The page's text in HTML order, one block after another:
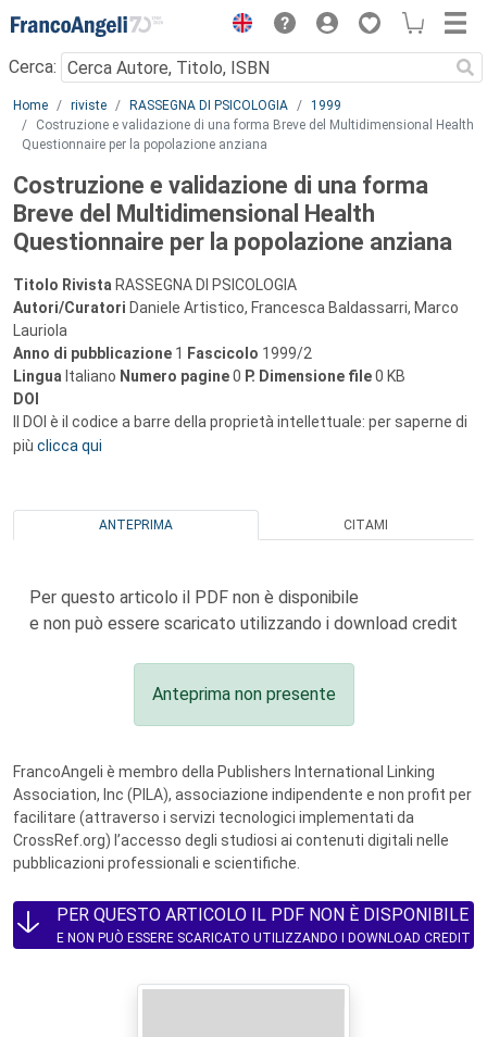
Menu
Cerca:
Main content
Home riviste RASSEGNA DI PSICOLOGIA
1999
Costruzione e validazione di una forma Breve del Multidimensional Health
Questionnaire per la popolazione anziana
Costruzione e validazione di una forma
Breve del Multidimensional Health
Questionnaire per la popolazione anziana
Titolo Rivista RASSEGNA DI PSICOLOGIA
Autori/Curatori Daniele Artistico, Francesca Baldassarri, Marco
Lauriola
Anno di pubblicazione 1 Fascicolo 1999/2
Lingua Italiano Numero pagine0 P. Dimensione file0 KB
DOI
Il DOI è il codice a barre della proprietà intellettuale: per saperne di
più clicca qui
ANTEPRIMA CITAMI
Per questo articolo il PDF non è disponibile
e non può essere scaricato utilizzando i download credit
Anteprima non presente
FrancoAngeli è membro della Publishers International Linking
Association, Inc (PILA), associazione indipendente e non profit per
facilitare (attraverso i servizi tecnologici implementati da
CrossRef.org) l’accesso degli studiosi ai contenuti digitali nelle
pubblicazioni professionali e scientifiche.
PER QUESTO ARTICOLO IL PDF NON È DISPONIBILE
E NON PUÒ ESSERE SCARICATO UTILIZZANDO I DOWNLOAD CREDIT